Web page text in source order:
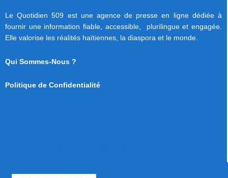
Le Quotidien 509 est une agence de presse en ligne dédiée à
fournir une information fiable, accessible, plurilingue et engagée.
Elle valorise les réalités haïtiennes, la diaspora et le monde.
Qui Sommes-Nous ?
Politique de Confidentialité